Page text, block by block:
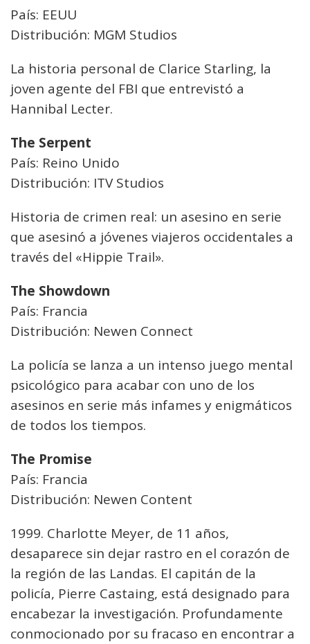
País: EEUU
Distribución: MGM Studios
La historia personal de Clarice Starling, la
joven agente del FBI que entrevistó a
Hannibal Lecter.
The Serpent
País: Reino Unido
Distribución: ITV Studios
Historia de crimen real: un asesino en serie
que asesinó a jóvenes viajeros occidentales a
través del «Hippie Trail».
The Showdown
País: Francia
Distribución: Newen Connect
La policía se lanza a un intenso juego mental
psicológico para acabar con uno de los
asesinos en serie más infames y enigmáticos
de todos los tiempos.
The Promise
País: Francia
Distribución: Newen Content
1999. Charlotte Meyer, de 11 años,
desaparece sin dejar rastro en el corazón de
la región de las Landas. El capitán de la
policía, Pierre Castaing, está designado para
encabezar la investigación. Profundamente
conmocionado por su fracaso en encontrar a